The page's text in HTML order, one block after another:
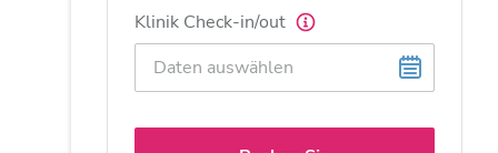
Klinik Check-in/out